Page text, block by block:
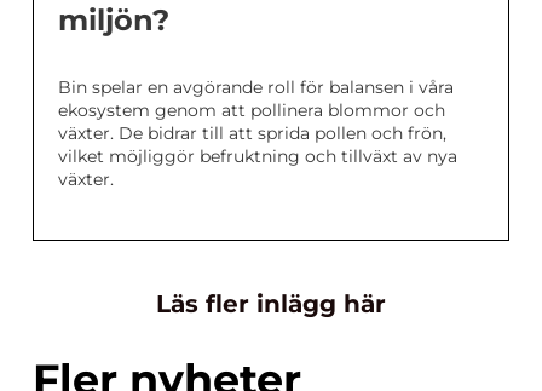
miljön?
Bin spelar en avgörande roll för balansen i våra
ekosystem genom att pollinera blommor och
växter. De bidrar till att sprida pollen och frön,
vilket möjliggör befruktning och tillväxt av nya
växter.
Läs fler inlägg här
Fler nyheter